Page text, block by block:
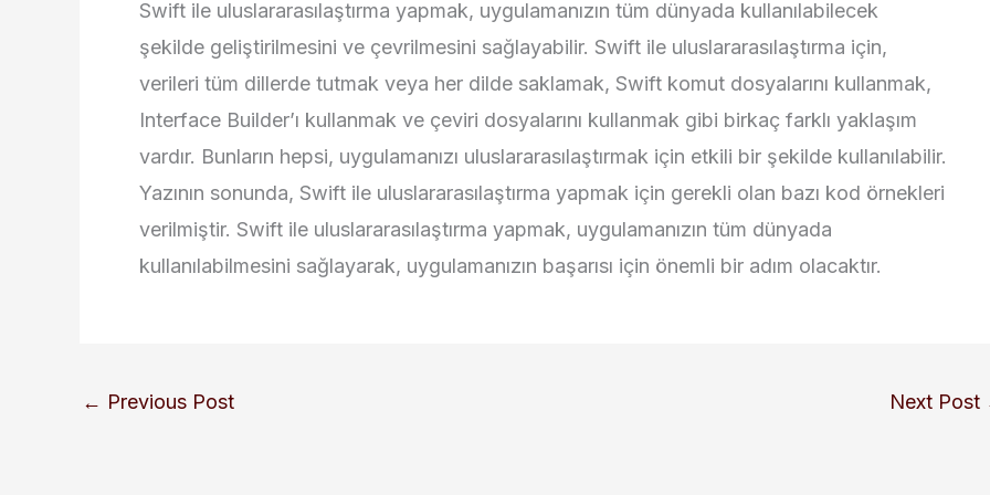
Swift ile uluslararasılaştırma yapmak, uygulamanızın tüm dünyada kullanılabilecek
şekilde geliştirilmesini ve çevrilmesini sağlayabilir. Swift ile uluslararasılaştırma için,
verileri tüm dillerde tutmak veya her dilde saklamak, Swift komut dosyalarını kullanmak,
Interface Builder’ı kullanmak ve çeviri dosyalarını kullanmak gibi birkaç farklı yaklaşım
vardır. Bunların hepsi, uygulamanızı uluslararasılaştırmak için etkili bir şekilde kullanılabilir.
Yazının sonunda, Swift ile uluslararasılaştırma yapmak için gerekli olan bazı kod örnekleri
verilmiştir. Swift ile uluslararasılaştırma yapmak, uygulamanızın tüm dünyada
kullanılabilmesini sağlayarak, uygulamanızın başarısı için önemli bir adım olacaktır.
← Previous Post Next Post